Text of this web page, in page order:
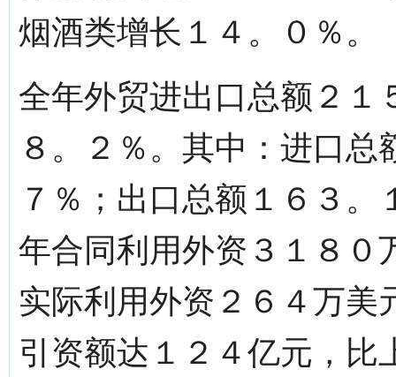
烟酒类增长１４。０％。
全年外贸进出口总额２１
８。２％。其中：进口
７％；出口总额１６３
年合同利用外资３１８０
实际利用外资２６４万美
引资额达１２４亿元，比